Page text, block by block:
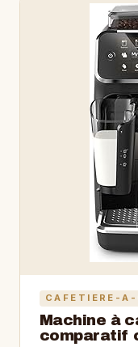
CAFETIERE-A-
Machine à
comparatif